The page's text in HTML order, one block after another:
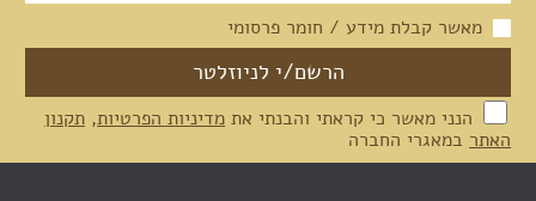
מאשר קבלת מידע / חומר פרסומי
הנני מאשר כי קראתי והבנתי את מדיניות הפרטיות, תקנון
האתר במאגרי החברה